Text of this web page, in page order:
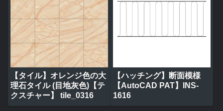
【タイル】オレンジ色の大
理石タイル (目地灰色)【テ
クスチャー】 tile_0316
【ハッチング】断面模様
【AutoCAD PAT】INS-
1616